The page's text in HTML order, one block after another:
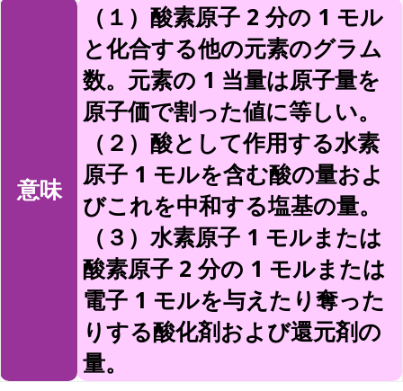
意味
（１）酸素原子 2 分の 1 モル
と化合する他の元素のグラム
数。元素の 1 当量は原子量を
原子価で割った値に等しい。
（２）酸として作用する水素
原子 1 モルを含む酸の量およ
びこれを中和する塩基の量。
（３）水素原子 1 モルまたは
酸素原子 2 分の 1 モルまたは
電子 1 モルを与えたり奪った
りする酸化剤および還元剤の
量。